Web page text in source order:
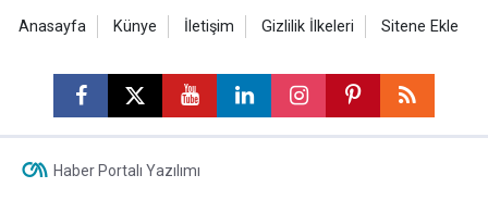
Anasayfa Künye İletişim Gizlilik İlkeleri Sitene Ekle
Haber Portalı Yazılımı